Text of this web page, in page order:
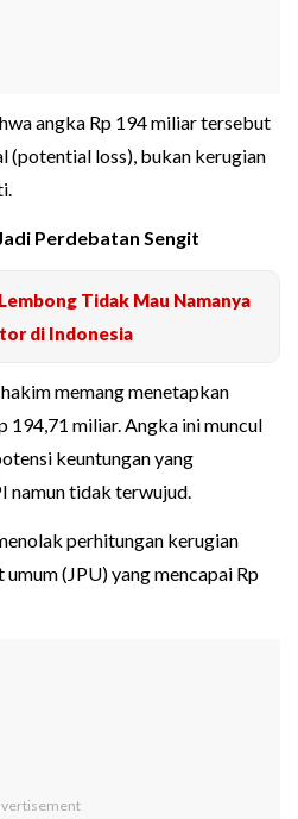
angka Rp 194 miliar tersebut
(potential loss), bukan kerugian
Perdebatan Sengit
Tidak Mau Namanya
di Indonesia
memang menetapkan
194,71 miliar. Angka ini muncul
keuntungan yang
namun tidak terwujud.
perhitungan kerugian
(JPU) yang mencapai Rp